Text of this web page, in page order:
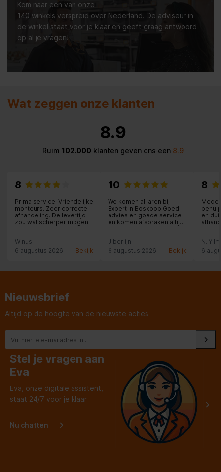
Kom naar een van onze
140 winkels verspreid over Nederland. De adviseur in
de winkel staat voor je klaar en geeft graag antwoord
op al je vragen!
Wat zeggen onze klanten
8.9
Ruim 102.000 klanten geven ons een8.9
8
Prima service. Vriendelijke
monteurs. Zeer correcte
afhandeling. De levertijd
zou wat scherper mogen!
Winus
6 augustus 2026
Bekijk
10
We komen al jaren bij
Expert in Boskoop Goed
advies en goede service
en komen afspraken altijd
J.berlijn
6 augustus 2026
Bekijk
8
en
N.
6
Nieuwsbrief
Altijd op de hoogte van de nieuwste acties
Stel je vragen aan
Eva
Eva, onze digitale assistent,
staat 24/7 voor je klaar
Nu chatten